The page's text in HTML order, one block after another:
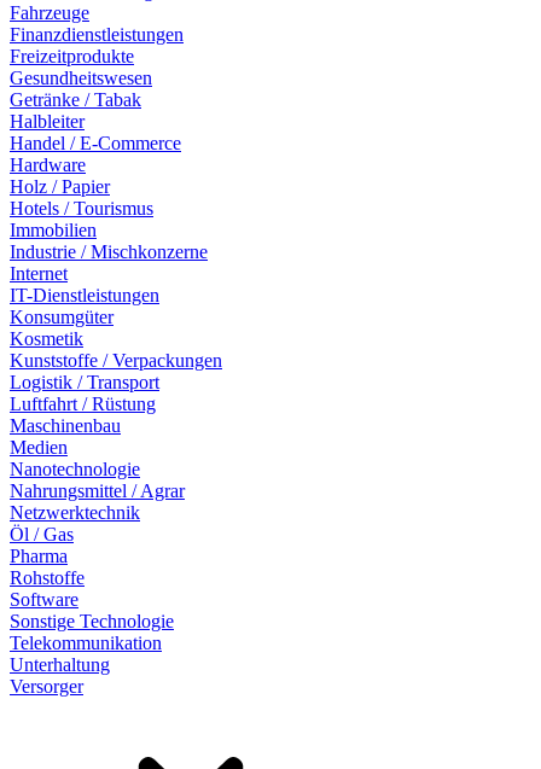
Fahrzeuge
Finanzdienstleistungen
Freizeitprodukte
Gesundheitswesen
Getränke / Tabak
Halbleiter
Handel / E-Commerce
Hardware
Holz / Papier
Hotels / Tourismus
Immobilien
Industrie / Mischkonzerne
Internet
IT-Dienstleistungen
Konsumgüter
Kosmetik
Kunststoffe / Verpackungen
Logistik / Transport
Luftfahrt / Rüstung
Maschinenbau
Medien
Nanotechnologie
Nahrungsmittel / Agrar
Netzwerktechnik
Öl / Gas
Pharma
Rohstoffe
Software
Sonstige Technologie
Telekommunikation
Unterhaltung
Versorger